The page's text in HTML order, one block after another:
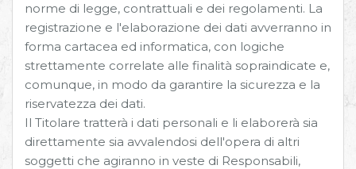
norme di legge, contrattuali e dei regolamenti. La
registrazione e l'elaborazione dei dati avverranno in
forma cartacea ed informatica, con logiche
strettamente correlate alle finalità sopraindicate e,
comunque, in modo da garantire la sicurezza e la
riservatezza dei dati.
Il Titolare tratterà i dati personali e li elaborerà sia
direttamente sia avvalendosi dell'opera di altri
soggetti che agiranno in veste di Responsabili,